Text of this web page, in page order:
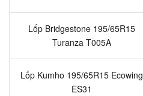
Lốp Bridgestone 195/65R15
Turanza T005A
Lốp Kumho 195/65R15 Ecowing
ES31